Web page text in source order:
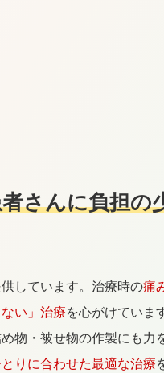
さんに負担の
しています。治療時の痛
ない」治療を心がけていま
物・被せ物の作製にも力
りに合わせた最適な治療